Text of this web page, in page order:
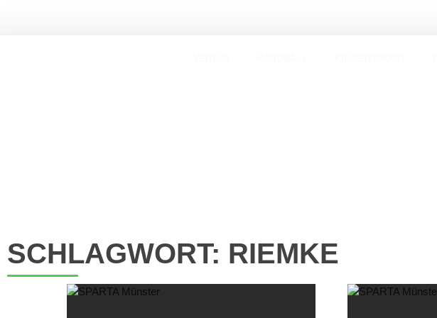
SCHLAGWORT: RIEMKE